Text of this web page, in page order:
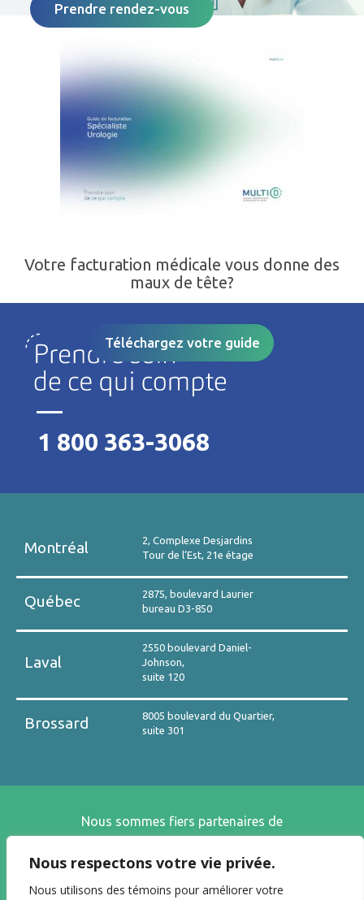
Nous respectons votre vie privée.
Nous utilisons des témoins pour améliorer votre
Prendre rendez-vous
Votre facturation médicale vous donne des
maux de tête?
Téléchargez votre guide
1 800 363-3068
Montréal
2, Complexe Desjardins
Tour de l’Est, 21e étage
Québec
2875, boulevard Laurier
bureau D3-850
Laval
2550 boulevard Daniel-
Johnson,
suite 120
Brossard
8005 boulevard du Quartier,
suite 301
Nous sommes fiers partenaires de